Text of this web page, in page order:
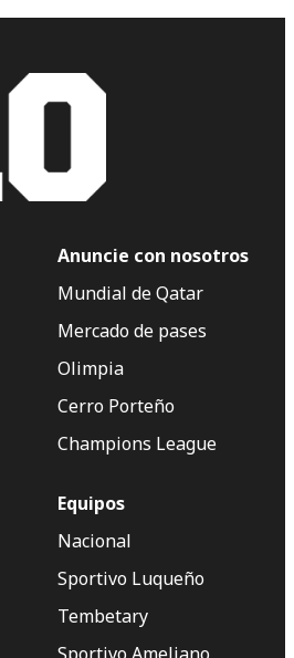
Anuncie con nosotros
Mundial de Qatar
Mercado de pases
Olimpia
Cerro Porteño
Champions League
Equipos
Nacional
Sportivo Luqueño
Tembetary